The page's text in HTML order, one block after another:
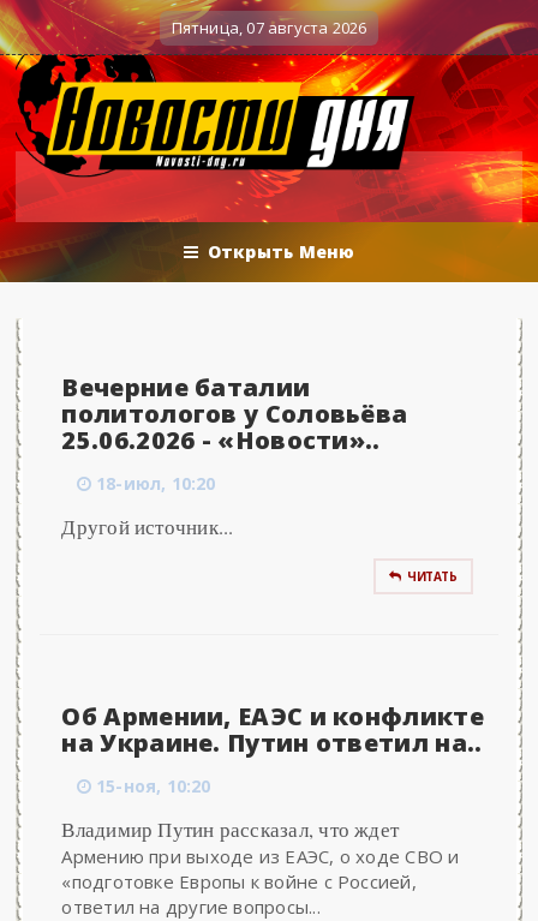
Военные действия Вечерние баталии политологов у
Пятница, 07 августа 2026
Открыть Меню
Вечерние баталии
политологов у Соловьёва
25.06.2026 - «Новости»..
18-июл, 10:20
Другой источник...
ЧИТАТЬ
Об Армении, ЕАЭС и конфликте
на Украине. Путин ответил на..
15-ноя, 10:20
Владимир Путин рассказал, что ждет
Армению при выходе из ЕАЭС, о ходе СВО и
«подготовке Европы к войне с Россией,
ответил на другие вопросы...